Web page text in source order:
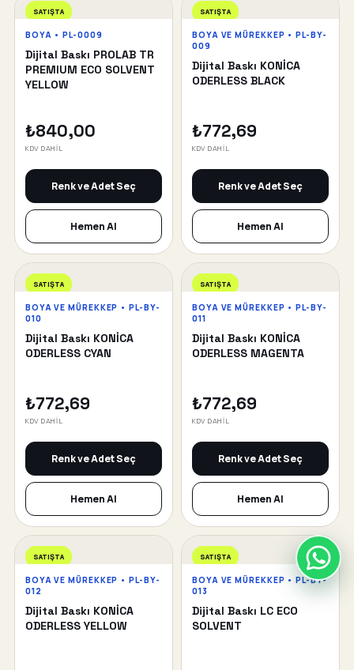
SATIŞTA
BOYA • PL-0009
Dijital Baskı PROLAB TR
PREMIUM ECO SOLVENT
YELLOW
₺840,00
KDV DAHİL
Renk ve Adet Seç
Hemen Al
SATIŞTA
BOYA VE MÜREKKEP • PL-BY-
009
Dijital Baskı KONİCA
ODERLESS BLACK
₺772,69
KDV DAHİL
Renk ve Adet Seç
Hemen Al
SATIŞTA
BOYA VE MÜREKKEP • PL-BY-
010
Dijital Baskı KONİCA
ODERLESS CYAN
₺772,69
KDV DAHİL
Renk ve Adet Seç
Hemen Al
SATIŞTA
BOYA VE MÜREKKEP • PL-BY-
011
Dijital Baskı KONİCA
ODERLESS MAGENTA
₺772,69
KDV DAHİL
Renk ve Adet Seç
Hemen Al
SATIŞTA
BOYA VE MÜREKKEP • PL-BY-
012
Dijital Baskı KONİCA
ODERLESS YELLOW
SATIŞTA
BOYA VE MÜREKKEP • PL-BY-
013
Dijital Baskı LC ECO
SOLVENT